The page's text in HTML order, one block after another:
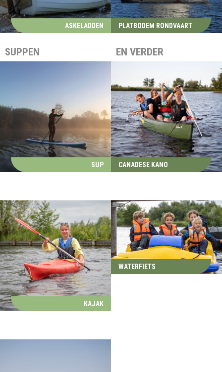
ASKELADDEN PLATBODEM RONDVAART
SUPPEN
SUP
EN VERDER
CANADESE KANO
KAJAK
WATERFIETS